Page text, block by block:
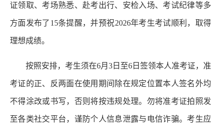
证领取、考场熟悉、赴考出行、安检入场、考试纪律等多
方面发布了15条提醒，并预祝2026年考生考试顺利，取得
理想成绩。
按照安排，考生须在6月3日至6日签领本人准考证，准
考证的正、反两面在使用期间除在规定位置本人签名外均
不得涂改或书写，否则将按违规处理。勿将准考证拍照发
至各类社交平台，谨防个人信息泄露与电信诈骗。考生应